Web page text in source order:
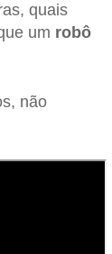
quais
um robô
não